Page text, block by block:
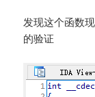
发现这个函数
的验证